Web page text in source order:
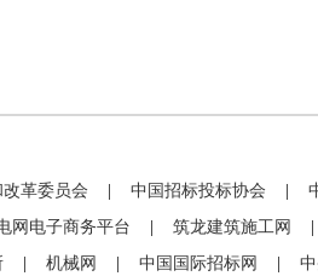
革委员会 中国招标投标协会
网电子商务平台 筑龙建筑施工网
机械网 中国国际招标网